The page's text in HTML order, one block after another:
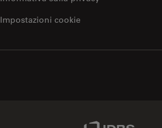
Impostazioni cookie